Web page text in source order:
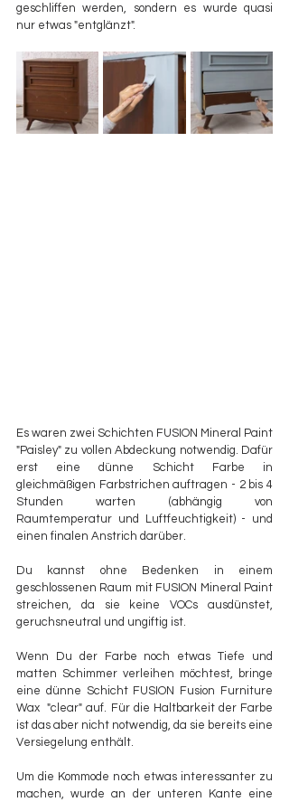
geschliffen werden, sondern es wurde quasi
nur etwas "entglänzt".
Es waren zwei Schichten FUSION Mineral Paint
"Paisley" zu vollen Abdeckung notwendig. Dafür
erst eine dünne Schicht Farbe in
gleichmäßigen Farbstrichen auftragen - 2 bis 4
Stunden warten (abhängig von
Raumtemperatur und Luftfeuchtigkeit) - und
einen finalen Anstrich darüber.
Du kannst ohne Bedenken in einem
geschlossenen Raum mit FUSION Mineral Paint
streichen, da sie keine VOCs ausdünstet,
geruchsneutral und ungiftig ist.
Wenn Du der Farbe noch etwas Tiefe und
matten Schimmer verleihen möchtest, bringe
eine dünne Schicht FUSION Fusion Furniture
Wax  "clear" auf. Für die Haltbarkeit der Farbe
ist das aber nicht notwendig, da sie bereits eine
Versiegelung enthält.
Um die Kommode noch etwas interessanter zu
machen, wurde an der unteren Kante eine